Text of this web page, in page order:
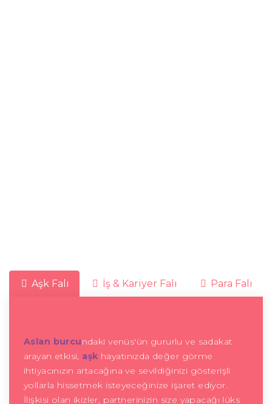
Aşk Falı İş & Kariyer Falı Para Falı
Aslan burcundaki venüs'ün gururlu ve sadakat
arayan etkisi, aşk hayatınızda değer görme
ihtiyacınızın artacağına ve sevildiğinizi gösterişli
yollarla hissetmek isteyeceğinize işaret ediyor.
İlişkisi olan ikizler, partnerinizin size yapacağı lüks